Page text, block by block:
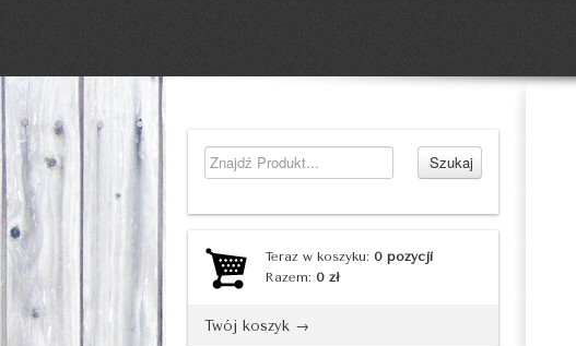
Teraz w koszyku: 0 pozycji
Razem: 0 zł
Twój koszyk →